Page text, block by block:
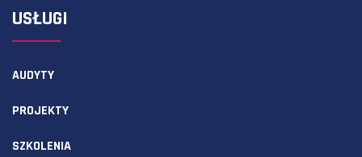
USŁUGI
AUDYTY
PROJEKTY
SZKOLENIA